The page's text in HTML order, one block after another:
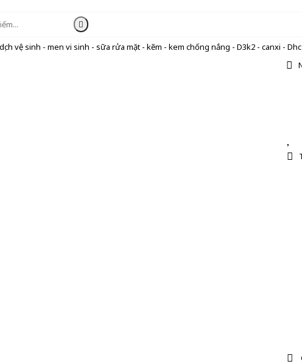
vệ sinh - men vi sinh - sữa rửa mặt - kẽm - kem chống nắng - D3k2 - canxi - Dhc